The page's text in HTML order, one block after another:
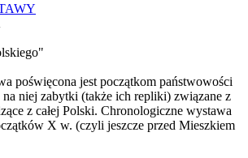
poświęcona jest początkom państwowości
niej zabytki (także ich repliki) związane z
z całej Polski. Chronologiczne wystawa
X w. (czyli jeszcze przed Mieszkiem